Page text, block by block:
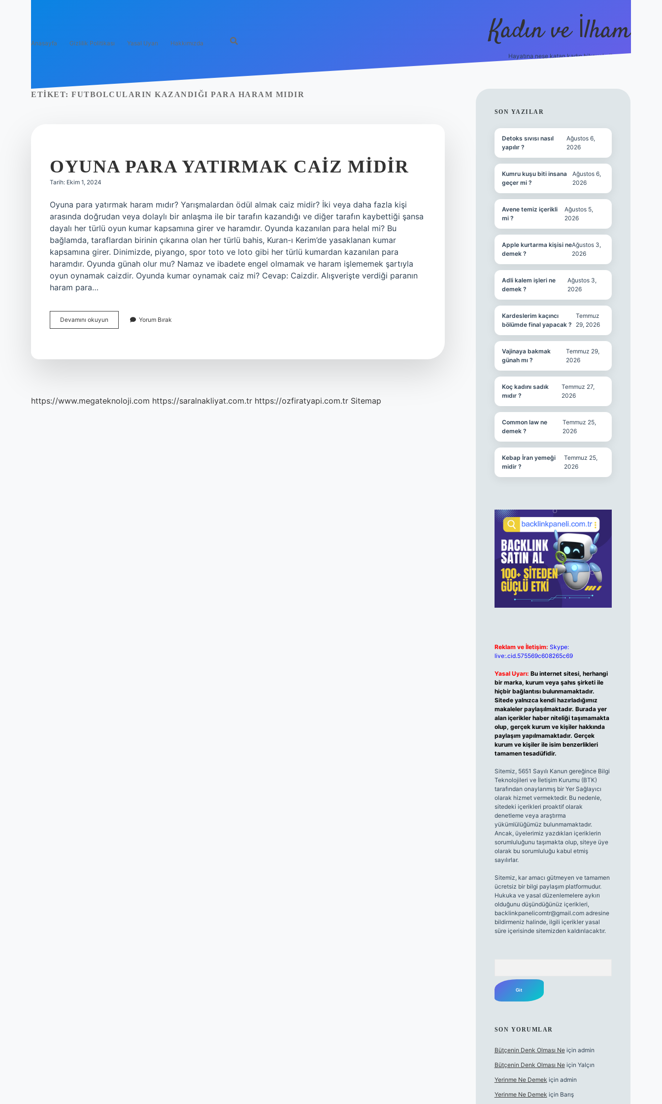
Anasayfa Gizlilik Politikası Yasal Uyarı Hakkımızda Kadın ve İlham
Hayatına neşe katan kadın hikayeleri!
ETIKET: FUTBOLCULARIN KAZANDIĞI PARA HARAM MIDIR
OYUNA PARA YATIRMAK CAIZ MIDIR
Tarih: Ekim 1, 2024
Oyuna para yatırmak haram mıdır? Yarışmalardan ödül almak caiz midir? İki veya daha fazla kişi
arasında doğrudan veya dolaylı bir anlaşma ile bir tarafın kazandığı ve diğer tarafın kaybettiği şansa
dayalı her türlü oyun kumar kapsamına girer ve haramdır. Oyunda kazanılan para helal mi? Bu
bağlamda, taraflardan birinin çıkarına olan her türlü bahis, Kuran-ı Kerim’de yasaklanan kumar
kapsamına girer. Dinimizde, piyango, spor toto ve loto gibi her türlü kumardan kazanılan para
haramdır. Oyunda günah olur mu? Namaz ve ibadete engel olmamak ve haram işlememek şartıyla
oyun oynamak caizdir. Oyunda kumar oynamak caiz mi? Cevap: Caizdir. Alışverişte verdiği paranın
haram para…
Devamını okuyun
Para
Yorum Bırak
https://www.megateknoloji.com https://saralnakliyat.com.tr https://ozfiratyapi.com.tr Sitemap
SIDEBAR
SON YAZILAR
Detoks sıvısı nasıl
yapılır ?
Ağustos 6,
2026
Kumru kuşu biti insana
geçer mi ?
Ağustos 6,
2026
Avene temiz içerikli
mi ?
Ağustos 5,
2026
Apple kurtarma kişisi ne
demek ?
Ağustos 3,
2026
Adli kalem işleri ne
demek ?
Ağustos 3,
2026
Kardeslerim kaçıncı
bölümde final yapacak ?
Temmuz
29, 2026
Vajinaya bakmak
günah mı ?
Temmuz 29,
2026
Koç kadını sadık
mıdır ?
Temmuz 27,
2026
Common law ne
demek ?
Temmuz 25,
2026
Kebap İran yemeği
midir ?
Temmuz 25,
2026
Reklam ve İletişim: Skype:
live:.cid.575569c608265c69
Yasal Uyarı: Bu internet sitesi, herhangi
bir marka, kurum veya şahıs şirketi ile
hiçbir bağlantısı bulunmamaktadır.
Sitede yalnızca kendi hazırladığımız
makaleler paylaşılmaktadır. Burada yer
alan içerikler haber niteliği taşımamakta
olup, gerçek kurum ve kişiler hakkında
paylaşım yapılmamaktadır. Gerçek
kurum ve kişiler ile isim benzerlikleri
tamamen tesadüfidir.
Sitemiz, 5651 Sayılı Kanun gereğince Bilgi
Teknolojileri ve İletişim Kurumu (BTK)
tarafından onaylanmış bir Yer Sağlayıcı
olarak hizmet vermektedir. Bu nedenle,
sitedeki içerikleri proaktif olarak
denetleme veya araştırma
yükümlülüğümüz bulunmamaktadır.
Ancak, üyelerimiz yazdıkları içeriklerin
sorumluluğunu taşımakta olup, siteye üye
olarak bu sorumluluğu kabul etmiş
sayılırlar.
Sitemiz, kar amacı gütmeyen ve tamamen
ücretsiz bir bilgi paylaşım platformudur.
Hukuka ve yasal düzenlemelere aykırı
olduğunu düşündüğünüz içerikleri,
backlinkpanelicomtr@gmail.comadresine
bildirmeniz halinde, ilgili içerikler yasal
süre içerisinde sitemizden kaldırılacaktır.
SON YORUMLAR
Bütçenin Denk Olması Neiçin admin
Bütçenin Denk Olması Neiçin Yalçın
Yerinme Ne Demek için admin
Yerinme Ne Demek için Barış
ilbet